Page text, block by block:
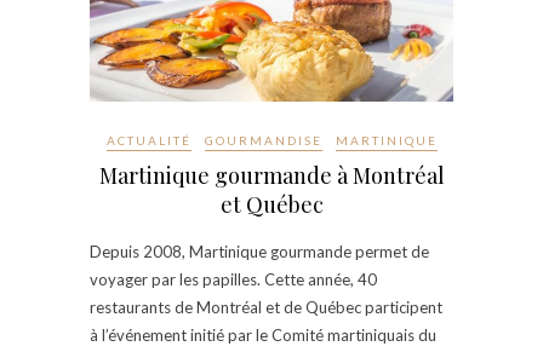
ACTUALITÉ GOURMANDISE MARTINIQUE
Martinique gourmande à Montréal
et Québec
Depuis 2008, Martinique gourmande permet de
voyager par les papilles. Cette année, 40
restaurants de Montréal et de Québec participent
à l’événement initié par le Comité martiniquais du